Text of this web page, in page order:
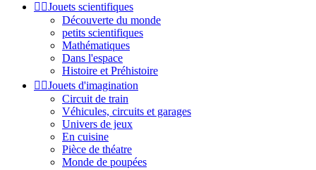
 Jouets scientifiques
Découverte du monde
petits scientifiques
Mathématiques
Dans l'espace
Histoire et Préhistoire
 Jouets d'imagination
Circuit de train
Véhicules, circuits et garages
Univers de jeux
En cuisine
Pièce de théatre
Monde de poupées